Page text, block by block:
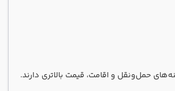
حمل‌ونقل و اقامت، قیمت بالاتری دارند.